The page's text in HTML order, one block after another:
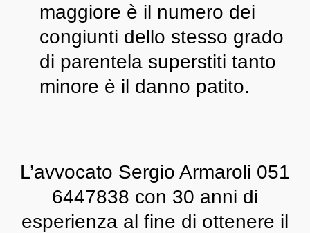
maggiore è il numero dei
congiunti dello stesso grado
di parentela superstiti tanto
minore è il danno patito.
L’avvocato Sergio Armaroli 051
6447838 con 30 anni di
esperienza al fine di ottenere il